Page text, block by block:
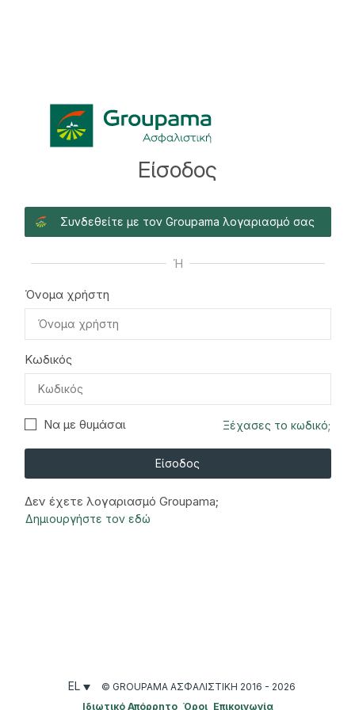
Είσοδος
Συνδεθείτε με τον Groupama λογαριασμό σας
Ή
Όνομα χρήστη
Κωδικός
Να με θυμάσαι Ξέχασες το κωδικό;
Είσοδος
Δεν έχετε λογαριασμό Groupama;
Δημιουργήστε τον εδώ
EL
© GROUPAMA ΑΣΦΑΛΙΣΤΙΚΉ 2016 - 2026
Ιδιωτικό Απόρρητο Όροι Επικοινωνία